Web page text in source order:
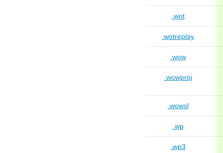
.wot
.wotreplay
.wow
.wowproj
.wowsl
.wp
.wp3